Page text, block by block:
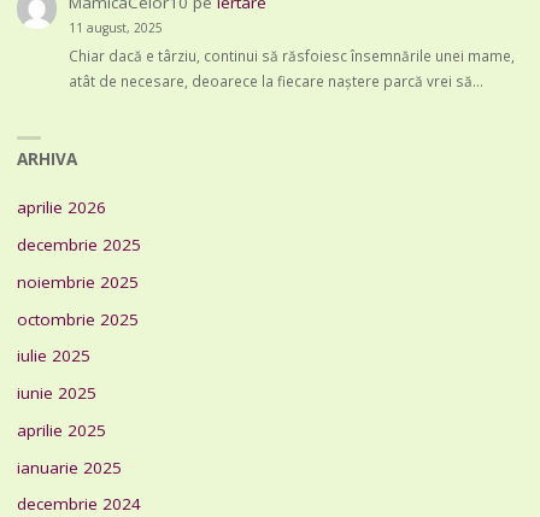
11 august, 2025
Chiar dacă e târziu, continui să răsfoiesc însemnările unei mame,
atât de necesare, deoarece la fiecare naștere parcă vrei să…
ARHIVA
aprilie 2026
decembrie 2025
noiembrie 2025
octombrie 2025
iulie 2025
iunie 2025
aprilie 2025
ianuarie 2025
decembrie 2024